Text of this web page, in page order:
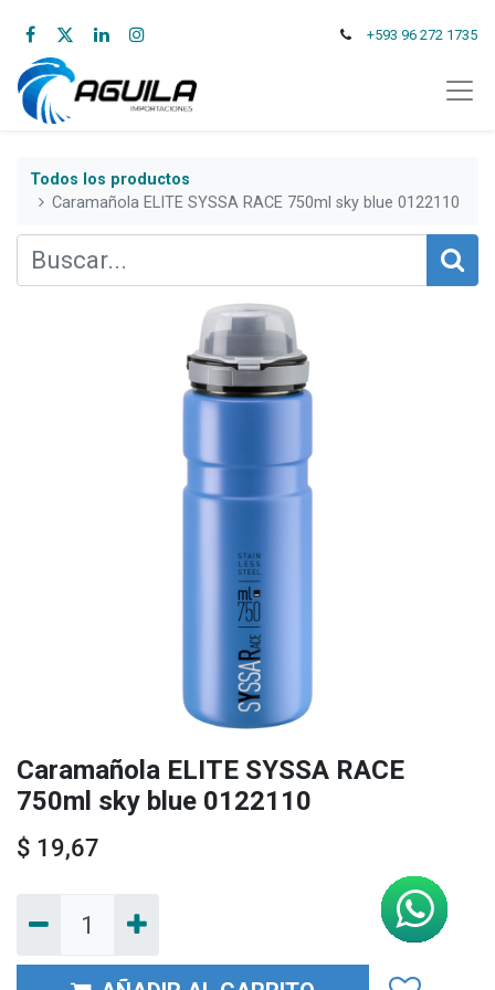
+593 96 272 1735
Todos los productos
Caramañola ELITE SYSSA RACE 750ml sky blue 0122110
Caramañola ELITE SYSSA RACE
750ml sky blue 0122110
$ 19,67